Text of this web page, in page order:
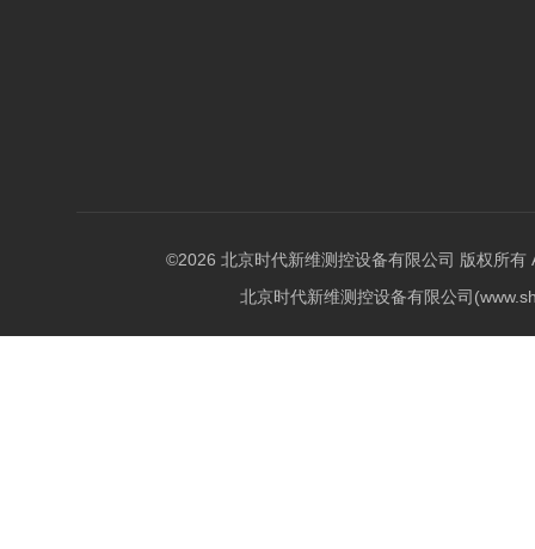
©2026 北京时代新维测控设备有限公司 版权所有
北京时代新维测控设备有限公司